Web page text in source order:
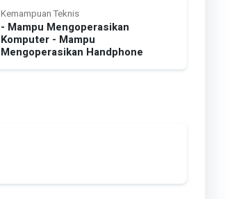
Kemampuan Teknis
- Mampu Mengoperasikan
Komputer - Mampu
Mengoperasikan Handphone